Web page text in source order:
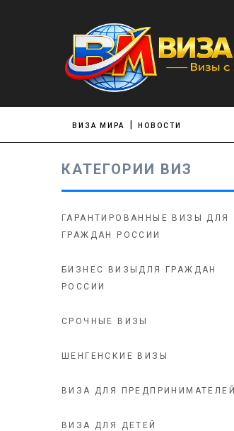
ВИЗА МИРА НОВОСТИ
КАТЕГОРИИ ВИЗ
ГАРАНТИРОВАННЫЕ ВИЗЫ ДЛЯ
ГРАЖДАН РОССИИ
БИЗНЕС ВИЗЫДЛЯ ГРАЖДАН
РОССИИ
СРОЧНЫЕ ВИЗЫ
ШЕНГЕНСКИЕ ВИЗЫ
ВИЗА ДЛЯ ПРЕДПРИНИМАТЕЛЕЙ
ВИЗА ДЛЯ ДЕТЕЙ